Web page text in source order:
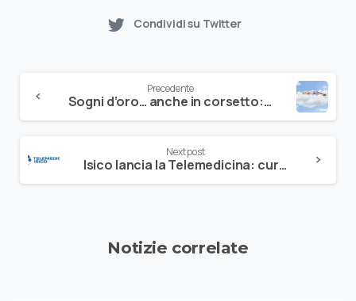
Condividi su Twitter
Precedente
Sogni d’oro… anche in corsetto: lo dice un nuovo studio di Isico
Next post
Isico lancia la Telemedicina: curare a casa
Notizie correlate